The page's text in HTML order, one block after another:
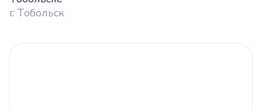
г. Тобольск